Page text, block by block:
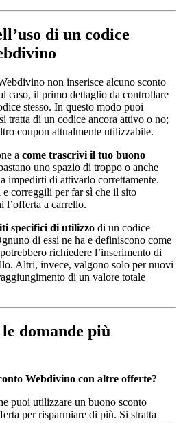
di un codice
non inserisce alcuno sconto
caso, il primo dettaglio da controllare
stesso. In questo modo puoi
tratta di un codice ancora attivo o no;
coupon attualmente utilizzabile.
a come trascrivi il tuo buono
uno spazio di troppo o anche
impedirti di attivarlo correttamente.
correggili per far sì che il sito
l’offerta a carrello.
specifici di utilizzo di un codice
di essi ne ha e definiscono come
richiedere l’inserimento di
Altri, invece, valgono solo per nuovi
di un valore totale
domande più
Webdivino con altre offerte?
puoi utilizzare un buono sconto
per risparmiare di più. Si stratta